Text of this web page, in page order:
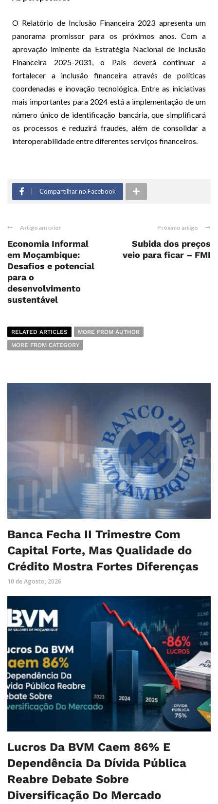
O Relatório de Inclusão Financeira 2023 apresenta um
panorama promissor para os próximos anos. Com a
aprovação iminente da Estratégia Nacional de Inclusão
Financeira 2025-2031, o País deverá continuar a
fortalecer a inclusão financeira através de políticas
coordenadas e inovação tecnológica. Entre as iniciativas
mais importantes para 2024 está a implementação de um
número único de identificação bancária, que simplificará
os processos e reduzirá fraudes, além de consolidar a
interoperabilidade entre diferentes serviços financeiros.
Compartilhar no Facebook
Artigo anterior
Economia Informal
em Moçambique:
Desafios e potencial
para o
desenvolvimento
sustentável
Próximo artigo
Subida dos preços
veio para ficar – FMI
RELATED ARTICLES
MORE FROM AUTHOR
MORE FROM CATEGORY
Banca Fecha II Trimestre Com
Capital Forte, Mas Qualidade do
Crédito Mostra Fortes Diferenças
10 de Agosto, 2026
Lucros Da BVM Caem 86% E
Dependência Da Dívida Pública
Reabre Debate Sobre
Diversificação Do Mercado